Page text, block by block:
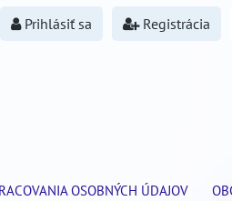
Prihlásiť sa Registrácia
OSOBNÝCH ÚDAJOV